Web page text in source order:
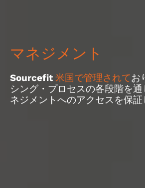
マネジメント
Sourcefit 米国で管理されてお
シング・プロセスの各段階を
ネジメントへのアクセスを保証